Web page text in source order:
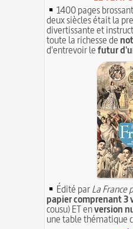
1400 pages
deux siècles était la
divertissante et
toute la richesse de
d'entrevoir lefutur
Édité parLa France
papier comprenant 3
cousu) ET enversion
une table thématique